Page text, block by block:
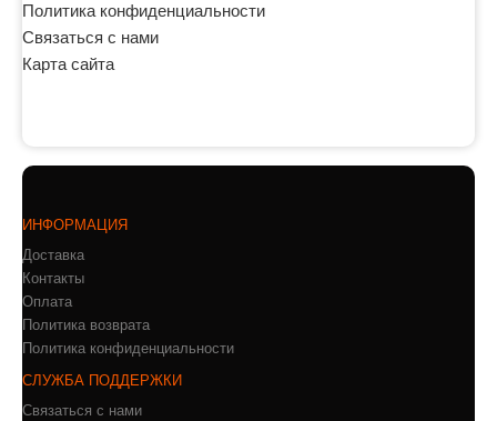
Политика конфиденциальности
Связаться с нами
Карта сайта
ИНФОРМАЦИЯ
Доставка
Контакты
Оплата
Политика возврата
Политика конфиденциальности
СЛУЖБА ПОДДЕРЖКИ
Связаться с нами